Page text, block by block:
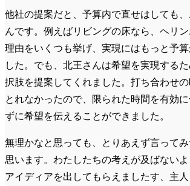
他社の提案だと、予算内で直せはしても
んです。例えばリビングの床なら、ヘリ
理由をいくつも挙げ、実現にはもっと予
した。でも、北王さんは希望を実現する
択肢を提案してくれました。打ち合わせの
とれなかったので、限られた時間を有効
ずに希望を伝えることができました。
無理かなと思っても、とりあえず言って
思います。わたしたちの考えが及ばないよ
アイディアを出してもらえましたす、主